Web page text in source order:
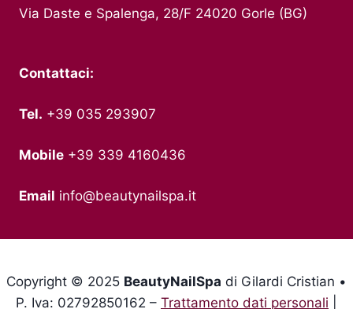
Via Daste e Spalenga, 28/F 24020 Gorle (BG)
Contattaci:
Tel. +39 035 293907
Mobile +39 339 4160436
Email info@beautynailspa.it
Copyright © 2025 BeautyNailSpa di Gilardi Cristian •
P. Iva: 02792850162 – Trattamento dati personali